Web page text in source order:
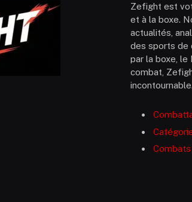
Zefight est
et à la boxe.
actualités,
des sports de
par la boxe, le
combat,
incontournable.
Combats